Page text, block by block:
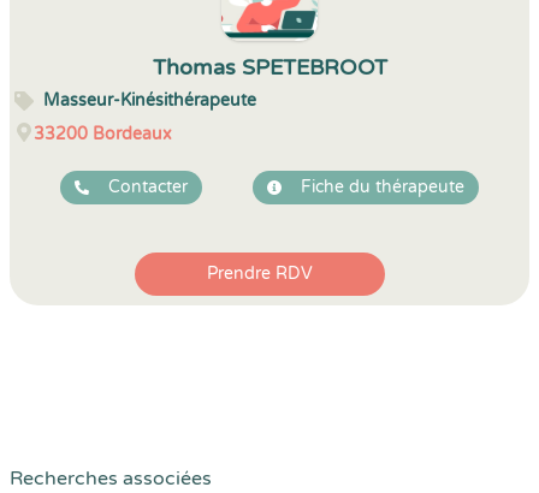
Thomas SPETEBROOT
Masseur-Kinésithérapeute
33200 Bordeaux
Contacter Fiche du thérapeute
Prendre RDV
Recherches associées